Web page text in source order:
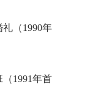
礼（1990年
（1991年首